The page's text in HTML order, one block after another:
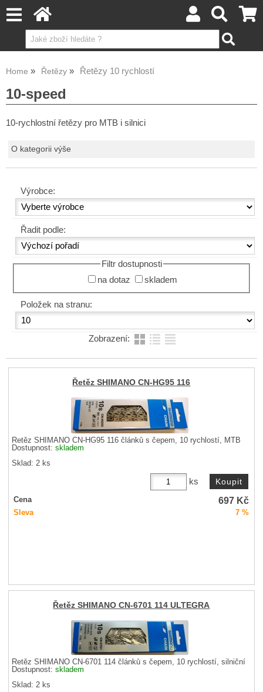
Home Řetězy Řetězy 10 rychlostí
10-speed
10-rychlostní řetězy pro MTB i silnici
O kategorii výše
Výrobce:
Řadit podle:
Filtr dostupnosti
na dotaz
skladem
Položek na stranu:
Zobrazení:
Řetěz SHIMANO CN-HG95 116
Řetěz SHIMANO CN-HG95 116 článků s čepem, 10 rychlostí, MTB
Dostupnost:skladem
Sklad: 2 ks
ks
Cena 697 Kč
Sleva 7 %
Řetěz SHIMANO CN-6701 114 ULTEGRA
Řetěz SHIMANO CN-6701 114 článků s čepem, 10 rychlostí, silniční
Dostupnost:skladem
Sklad: 2 ks